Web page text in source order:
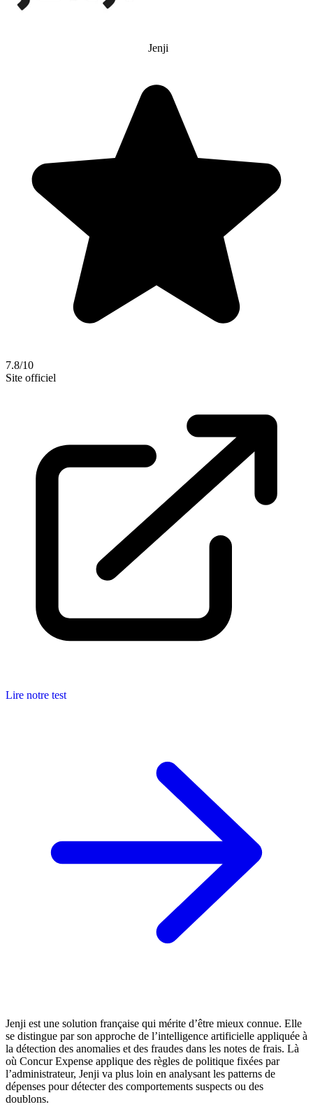
Jenji
7.8/10
Site officiel
Lire notre test
Jenji est une solution française qui mérite d’être mieux connue. Elle
se distingue par son approche de l’intelligence artificielle appliquée à
la détection des anomalies et des fraudes dans les notes de frais. Là
où Concur Expense applique des règles de politique fixées par
l’administrateur, Jenji va plus loin en analysant les patterns de
dépenses pour détecter des comportements suspects ou des
doublons.